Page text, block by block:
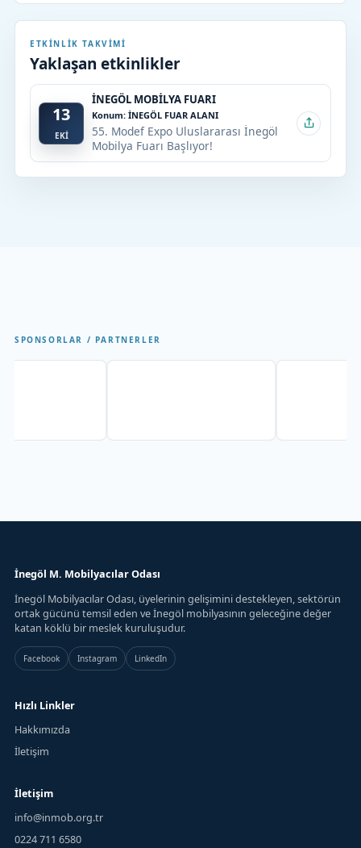
ETKINLIK TAKVIMI
Yaklaşan etkinlikler
13
EKİ
İNEGÖL MOBİLYA FUARI
Konum: İNEGÖL FUAR ALANI
55. Modef Expo Uluslararası İnegöl
Mobilya Fuarı Başlıyor!
SPONSORLAR / PARTNERLER
İnegöl M. Mobilyacılar Odası
İnegöl Mobilyacılar Odası, üyelerinin gelişimini destekleyen, sektörün
ortak gücünü temsil eden ve İnegöl mobilyasının geleceğine değer
katan köklü bir meslek kuruluşudur.
Facebook Instagram LinkedIn
Hızlı Linkler
Hakkımızda
İletişim
İletişim
info@inmob.org.tr
0224 711 6580